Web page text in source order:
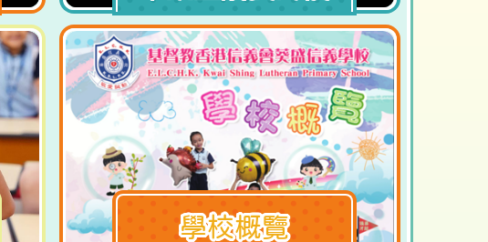
學校概覽